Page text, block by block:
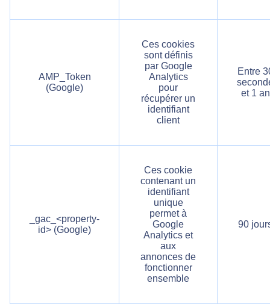
AMP_Token
(Google)
Ces cookies
sont définis
par Google
Analytics
pour
récupérer un
identifiant
client
Entre
et 1 an
_gac_<property-
id> (Google)
Ces cookie
contenant un
identifiant
unique
permet à
Google
Analytics et
aux
annonces de
fonctionner
ensemble
90